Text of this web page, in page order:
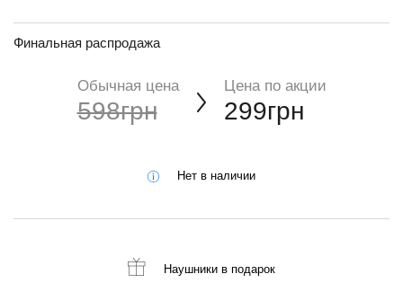
Финальная распродажа
Обычная цена
598грн
Цена по акции
299грн
Нет в наличии
Наушники в подарок